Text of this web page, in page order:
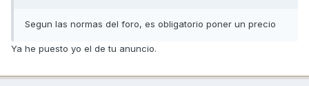
Segun las normas del foro, es obligatorio poner un precio
Ya he puesto yo el de tu anuncio.